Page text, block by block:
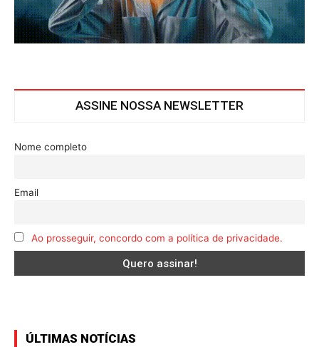
ASSINE NOSSA NEWSLETTER
Nome completo
Email
Ao prosseguir, concordo com a política de privacidade.
ÚLTIMAS NOTÍCIAS